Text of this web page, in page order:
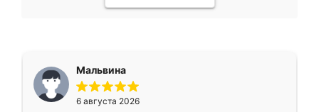
Мальвина
6 августа 2026